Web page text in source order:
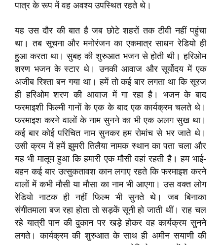
पात्र के रूप में वह अवश्य उपस्थित रहते थे।
यह उस दौर की बात है जब छोटे शहरों तक टीवी नहीं पहुंचा
था। तब सूचना और मनोरंजन का एकमात्र साधन रेडियो ही
हुआ करता था। सुबह की शुरुआत भजन से होती थी। हरिओम
शरण भजन के स्टार थे। उनकी आवाज और सूर्योदय में एक
अजीब रिश्ता बन गया था। हमें तो कई बार लगता था कि सूरज
ही हरिओम शरण की आवाज में गा रहा है। भजन के बाद
फरमाइशी फिल्मी गानों के एक के बाद एक कार्यक्रम चलते थे।
फरमाइश करने वालों के नाम सुनने का भी एक अलग सुख था।
कई बार कोई परिचित नाम सुनकर हम रोमांच से भर जाते थे।
उसी क्रम में हमें झुमरी तिलैया नामक स्थान का पता चला और
यह भी मालूम हुआ कि हमारी एक मौसी वहां रहती है। हम भाई-
बहन कई बार उत्सुकतावश कान लगाए रहते कि फरमाइश करने
वालों में कभी मौसी या मौसा का नाम भी आएगा। उस वक्त लोग
रेडियो नाटक ही नहीं फिल्म भी सुनते थे। जब बिनाका
संगीतमाला बज रहा होता तो सड़कें सूनी हो जाती थीं। राह चल
रहे यात्री पान की दुकान पर खड़े होकर वह कार्यक्रम सुनने
लगते। कार्यक्रम की शुरुआत के साथ ही अमीन सयाणी की